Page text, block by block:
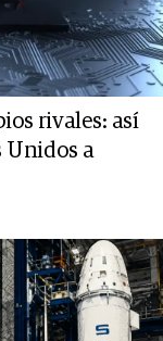
rivales: así
Unidos a